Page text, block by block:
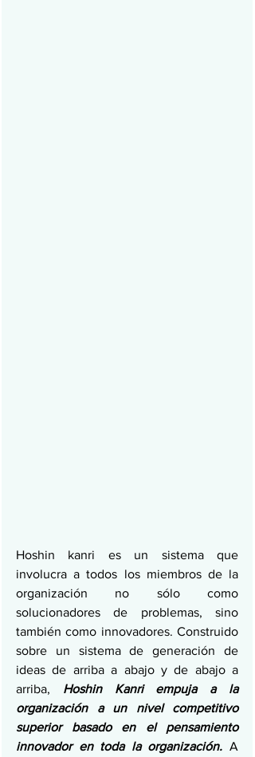
Hoshin kanri es un sistema que
involucra a todos los miembros de la
organización no sólo como
solucionadores de problemas, sino
también como innovadores. Construido
sobre un sistema de generación de
ideas de arriba a abajo y de abajo a
arriba, Hoshin Kanri empuja a la
organización a un nivel competitivo
superior basado en el pensamiento
innovador en toda la organización. A